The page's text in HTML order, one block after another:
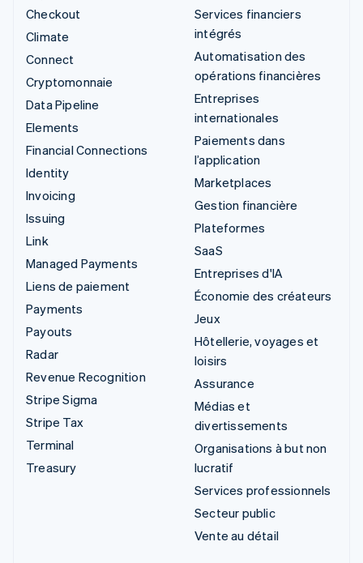
Checkout
Climate
Connect
Cryptomonnaie
Data Pipeline
Elements
Financial Connections
Identity
Invoicing
Issuing
Link
Managed Payments
Liens de paiement
Payments
Payouts
Radar
Revenue Recognition
Stripe Sigma
Stripe Tax
Terminal
Treasury
Services financiers
intégrés
Automatisation des
opérations financières
Entreprises
internationales
Paiements dans
l’application
Marketplaces
Gestion financière
Plateformes
SaaS
Entreprises d'IA
Économie des créateurs
Jeux
Hôtellerie, voyages et
loisirs
Assurance
Médias et
divertissements
Organisations à but non
lucratif
Services professionnels
Secteur public
Vente au détail